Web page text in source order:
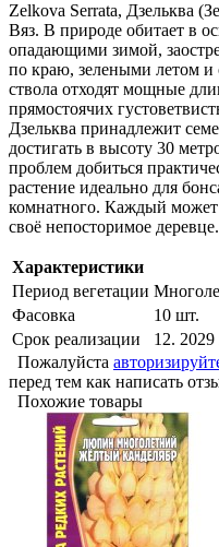
Zelkova Serrata, Дзельква
Вяз. В природе обитает в
опадающими зимой,
по краю, зелеными летом
ствола отходят мощные
прямостоячих
Дзельква принадлежит
достигать в высоту 30
проблем добиться
растение идеально для
комнатного. Каждый может
своё непосторимое деревце.
Характеристики
Период вегетации
Фасовка
10 шт.
Срок реализации
12. 2029
Пожалуйста
перед тем как написать
Похожие товары